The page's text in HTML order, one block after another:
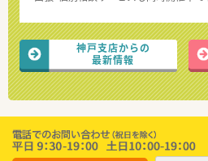
神戸支店からの
最新情報